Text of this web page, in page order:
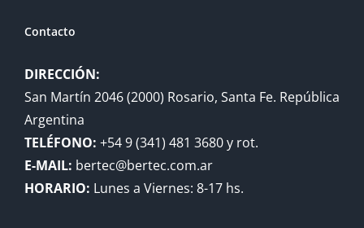
Contacto
DIRECCIÓN:
San Martín 2046 (2000) Rosario, Santa Fe. República
Argentina
TELÉFONO: +54 9 (341) 481 3680 y rot.
E-MAIL: bertec@bertec.com.ar
HORARIO: Lunes a Viernes: 8-17 hs.